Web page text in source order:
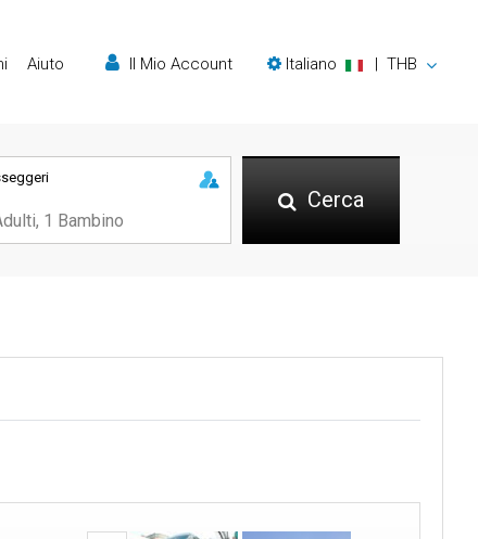
Aiuto Il Mio Account Italiano | THB
Cerca